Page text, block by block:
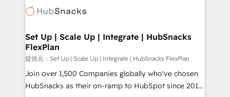
義・構築（Marketing Hub） -営業パイプラインの定
（Salesforce,SanSan,freeeなどとのデータ連携） -テ
スト公開・ブラウザチェック -本番公開、操作レクチャ
ー・マニュアル作成 -運用支援開始 ーーーーーーーーー
ーーーーーーーーーーーーーーーーーーーーー まずは
ハブワンにお気軽にご相談ください。
織構築
Elite Partners with 10+ years of HubSpot experience
Premier Partner 2023 🌟5 HubSpot Accreditations 🌟
Won HubSpot Theme Challenge 2021 🌟INBOUND’19
HubSpot Rising Star Why us? Harnessing the full
potential of the powerful HubSpot CRM. ✔️A team of
HubSpot experts backed by over 10+ years of
Set Up | Scale Up | Integrate | HubSnacks
FlexPlan
提供元：Set Up | Scale Up | Integrate | HubSnacks FlexPlan
Join over 1,500 Companies globally who've chosen
HubSnacks as their on-ramp to HubSpot since 2014